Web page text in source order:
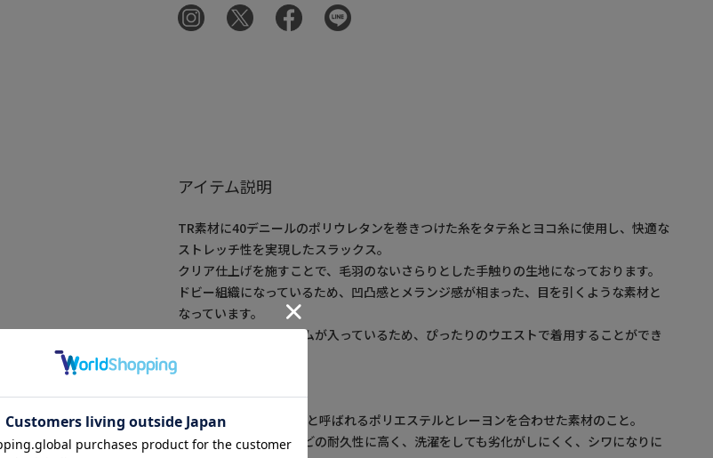
アイテム説明
TR素材に40デニールのポリウレタンを巻きつけた糸をタテ糸とヨコ糸に使用し、快適な
ストレッチ性を実現したスラックス。
クリア仕上げを施すことで、毛羽のないさらりとした手触りの生地になっております。
ドビー組織になっているため、凹凸感とメランジ感が相まった、目を引くような素材と
なっています。
また、ウエストにはゴムが入っているため、ぴったりのウエストで着用することができ
【TR素材について】
TR素材とは、テトロンと呼ばれるポリエステルとレーヨンを合わせた素材のこと。
テトロンは引っ張りなどの耐久性に高く、洗濯をしても劣化がしにくく、シワになりに